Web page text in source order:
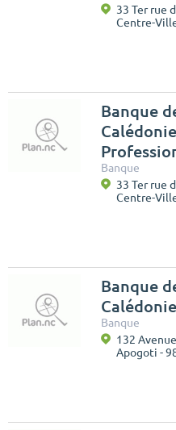
33 Ter rue
Centre-
Banque
Banque
33 Ter rue
Centre-
Banque
Banque
132
Apogoti -